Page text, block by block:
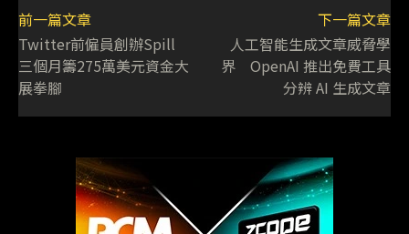
前一篇文章
Twitter前僱員創辦Spill
三個月籌275萬美元資金大
展拳腳
下一篇文章
人工智能生成文章威脅學
界 OpenAI 推出免費工具
分辨 AI 生成文章